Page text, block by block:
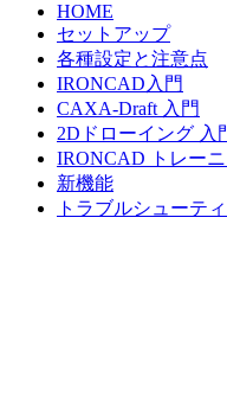
HOME
セットアップ
各種設定と注意点
IRONCAD入門
CAXA-Draft 入門
2Dドローイング 入
IRONCAD トレー
新機能
トラブルシューテ